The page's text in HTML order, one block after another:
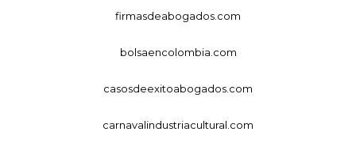
firmasdeabogados.com
bolsaencolombia.com
casosdeexitoabogados.com
carnavalindustriacultural.com